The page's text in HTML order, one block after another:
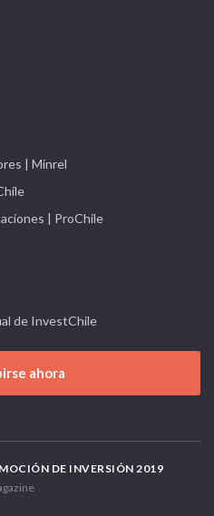
| Minrel
| ProChile
de InvestChile
ahora
DE INVERSIÓN 2019